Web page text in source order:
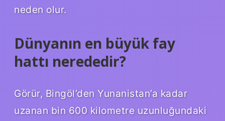
neden olur.
Dünyanın en büyük fay
hattı nerededir?
Görür, Bingöl’den Yunanistan’a kadar
uzanan bin 600 kilometre uzunluğundaki